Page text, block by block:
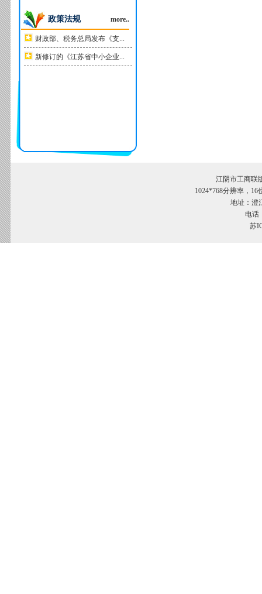
政策法规 more..
财政部、税务总局发布《支...
新修订的《江苏省中小企业...
江阴市工商联
1024*768分辨率，
地址：澄
电话
苏